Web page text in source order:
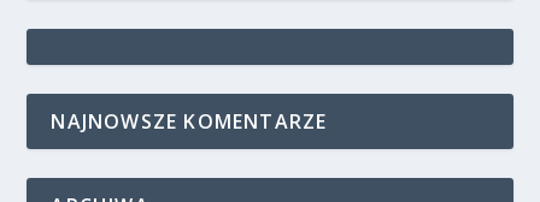
NAJNOWSZE KOMENTARZE